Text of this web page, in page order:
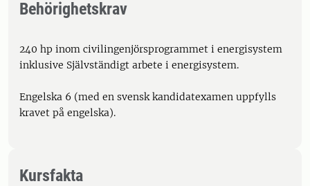
Behörighetskrav
240 hp inom civilingenjörsprogrammet i energisystem
inklusive Självständigt arbete i energisystem.
Engelska 6 (med en svensk kandidatexamen uppfylls
kravet på engelska).
Kursfakta